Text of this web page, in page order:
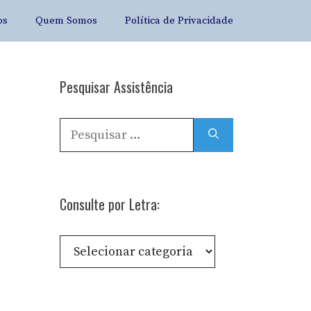
Quem Somos Política de Privacidade
Pesquisar Assistência
Pesquisar
por:
Consulte por Letra:
Consulte